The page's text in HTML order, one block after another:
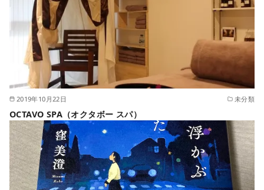
2019年10月22日 未分類
OCTAVO SPA（オクタボー スパ）